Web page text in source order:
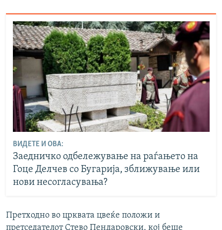
ВИДЕТЕ И ОВА:
Заедничко одбележување на раѓањето на
Гоце Делчев со Бугарија, зближување или
нови несогласувања?
Претходно во црквата цвеќе положи и
претседателот Стево Пендаровски, кој беше